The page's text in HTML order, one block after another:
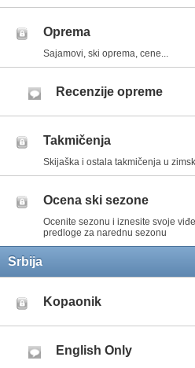
Oprema
Sajamovi, ski oprema, cene...
Recenzije opreme
Takmičenja
Skijaška i ostala takmičenja u
Ocena ski sezone
Ocenite sezonu i iznesite svoje
predloge za narednu sezonu
Srbija
Kopaonik
English Only